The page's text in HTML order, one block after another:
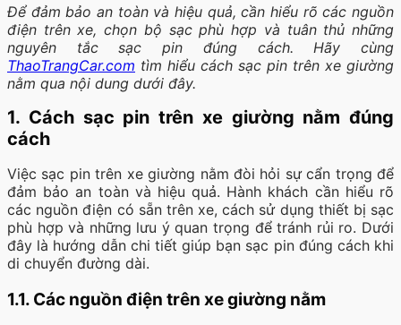
Để đảm bảo an toàn và hiệu quả, cần hiểu rõ các nguồn
điện trên xe, chọn bộ sạc phù hợp và tuân thủ những
nguyên tắc sạc pin đúng cách. Hãy cùng
ThaoTrangCar.com tìm hiểu cách sạc pin trên xe giường
nằm qua nội dung dưới đây.
1. Cách sạc pin trên xe giường nằm đúng
cách
Việc sạc pin trên xe giường nằm đòi hỏi sự cẩn trọng để
đảm bảo an toàn và hiệu quả. Hành khách cần hiểu rõ
các nguồn điện có sẵn trên xe, cách sử dụng thiết bị sạc
phù hợp và những lưu ý quan trọng để tránh rủi ro. Dưới
đây là hướng dẫn chi tiết giúp bạn sạc pin đúng cách khi
di chuyển đường dài.
1.1. Các nguồn điện trên xe giường nằm